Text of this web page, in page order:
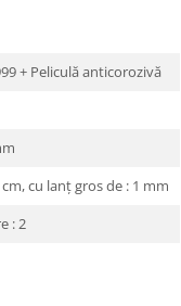
+ Peliculă anticorozivă
cu lanț gros de : 1 mm
: 2